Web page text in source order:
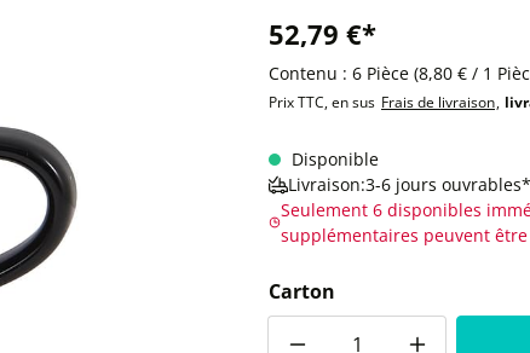
52,79 €*
Contenu : 6 Pièce (8,80 € / 1
Prix TTC, en sus Frais de livraison,
Disponible
Livraison:3-6 jours ouvrables*
Seulement 6 disponibles
supplémentaires peuvent
Carton